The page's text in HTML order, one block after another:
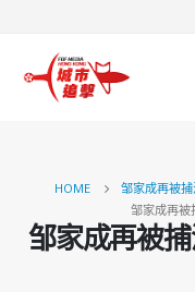
HOME 邹家成再被
邹家成再被
邹家成再被